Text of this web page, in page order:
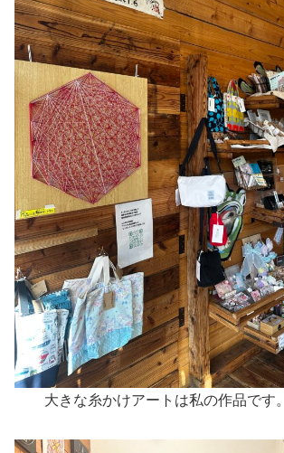
大きな糸かけアートは私の作品です。